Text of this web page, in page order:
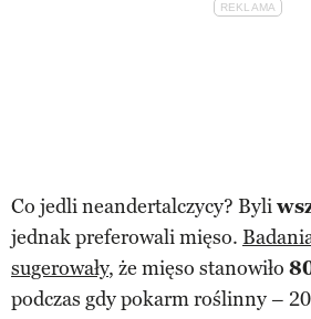
Co jedli neandertalczycy? Byli
jednak preferowali mięso.
sugerowały, że mięso stanowiło
podczas gdy pokarm roślinny –